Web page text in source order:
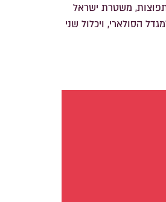
משטרת ישראל
ורווחת הגמלים. המרוץ יתקיים ביום שישי, 1.11.24, בין השעות 08:00-14:00, בסמוך למגדל הסולארי, ויכלול שני